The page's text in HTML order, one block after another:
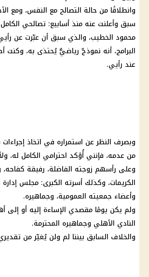
وانطلاقًا من حالة التصالح مع النفس، ومع
سبق وأعلنت عنه منذ أسابيع: تصالحي الكامل
محمود الخطيب، والذي سبق أن عبّرت عن
البرامج، أنه نموذجٌ رياضيٌّ يُحتذى به، وكنت
عند رأيي.
وبصرف النظر عن استمراره في اتخاذ
من عدمه، فإنني أُؤكد احترامي الكامل له،
وعلى رأسهم زوجته الفاضلة، رفيقة
الكريمات، وكذلك أسرته الكبرى: مجلس إدارة
وأعضاء جمعيته العمومية، وجماهيره.
ولم يكن يومًا مقصدي الإساءة إليه أو إلى
النادي الأهلي وجماهيره المحترمة.
والخلاف السابق بيننا لم ولن يُغيّر من